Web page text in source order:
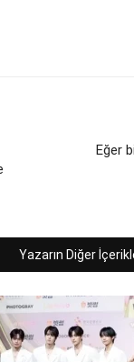
Eğer
Yazarın Diğer